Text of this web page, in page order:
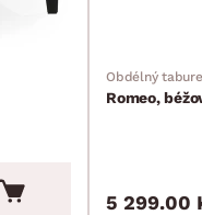
Obdélný
Romeo,
5 299.00